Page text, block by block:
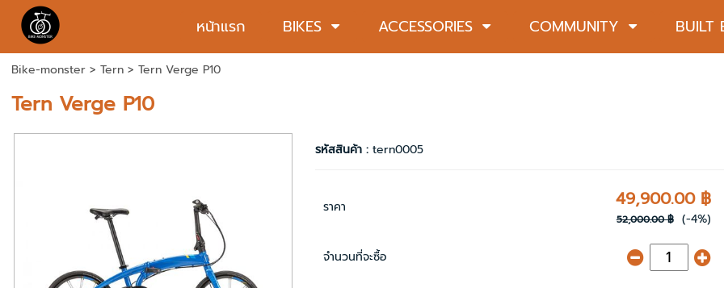
หน้าแรก BIKES ACCESSORIES COMMUNITY BUILT
Bike-monster> Tern> Tern Verge P10
Tern Verge P10
รหัสสินค้า : tern0005
ราคา 49,900.00 ฿
52,000.00 ฿ (-4%)
จำนวนที่จะซื้อ